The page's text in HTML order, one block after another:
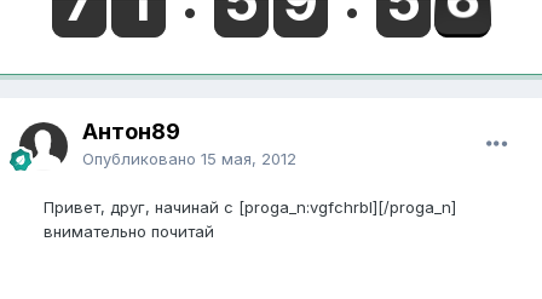
Антон89
Опубликовано 15 мая, 2012
Привет, друг, начинай с [proga_n:vgfchrbl][/proga_n]
внимательно почитай